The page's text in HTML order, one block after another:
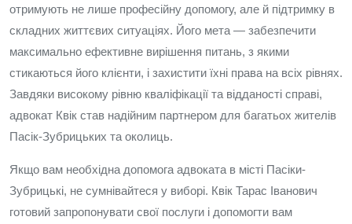
отримують не лише професійну допомогу, але й підтримку в
складних життєвих ситуаціях. Його мета — забезпечити
максимально ефективне вирішення питань, з якими
стикаються його клієнти, і захистити їхні права на всіх рівнях.
Завдяки високому рівню кваліфікації та відданості справі,
адвокат Квік став надійним партнером для багатьох жителів
Пасік-Зубрицьких та околиць.
Якщо вам необхідна допомога адвоката в місті Пасіки-
Зубрицькі, не сумнівайтеся у виборі. Квік Тарас Іванович
готовий запропонувати свої послуги і допомогти вам